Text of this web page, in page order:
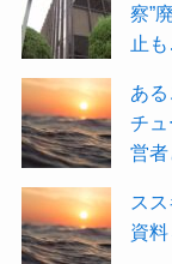
察”
止
あ
チ
営者
ス
資